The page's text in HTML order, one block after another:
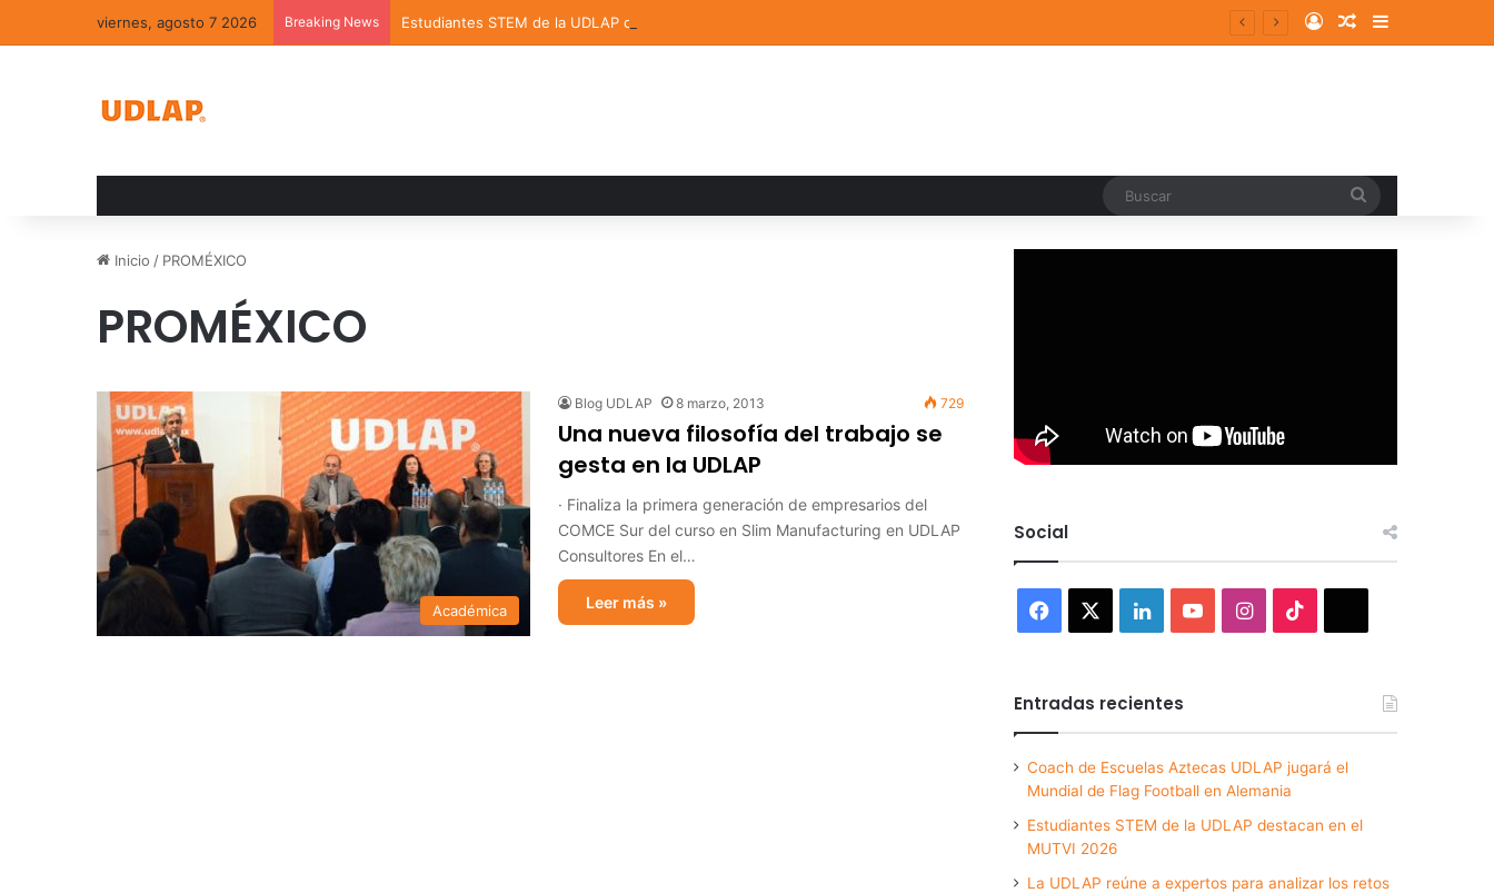
viernes, agosto 7 2026 Breaking News Estudiantes STEM de la UDLAP destacan en el MUTVI 2026 Log InRandom Article
Sidebar
Inicio / PROMÉXICO
PROMÉXICO
Académica
Blog UDLAP 8 marzo, 2013 729
Una nueva filosofía del trabajo se
gesta en la UDLAP
· Finaliza la primera generación de empresarios del
COMCE Sur del curso en Slim Manufacturing en UDLAP
Consultores En el…
Leer más »
Social
Facebook LinkedInYouTubeInstagram
Entradas recientes
Coach de Escuelas Aztecas UDLAP jugará el
Mundial de Flag Football en Alemania
Estudiantes STEM de la UDLAP destacan en el
MUTVI 2026
La UDLAP reúne a expertos para analizar los retos